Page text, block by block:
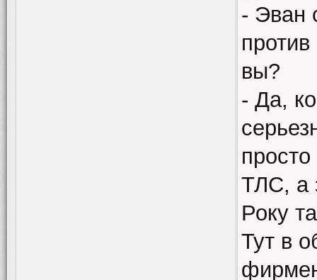
- Эван
вы?
- Да,
ТЛС, а
Року
Тут в